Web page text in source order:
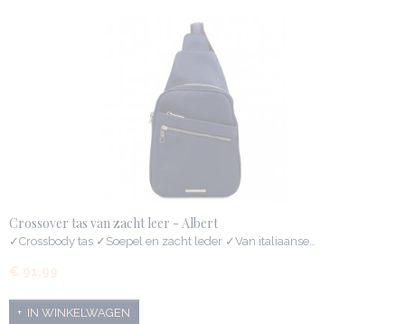
Crossover tas van zacht leer - Albert
✓Crossbody tas ✓Soepel en zacht leder ✓Van italiaanse…
€ 91,99
IN WINKELWAGEN